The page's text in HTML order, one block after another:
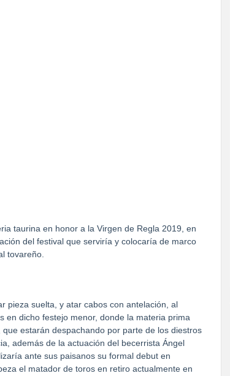
taurina en honor a la Virgen de Regla 2019, en
del festival que serviría y colocaría de marco
tovareño.
pieza suelta, y atar cabos con antelación, al
en dicho festejo menor, donde la materia prima
estarán despachando por parte de los diestros
además de la actuación del becerrista Ángel
ante sus paisanos su formal debut en
el matador de toros en retiro actualmente en